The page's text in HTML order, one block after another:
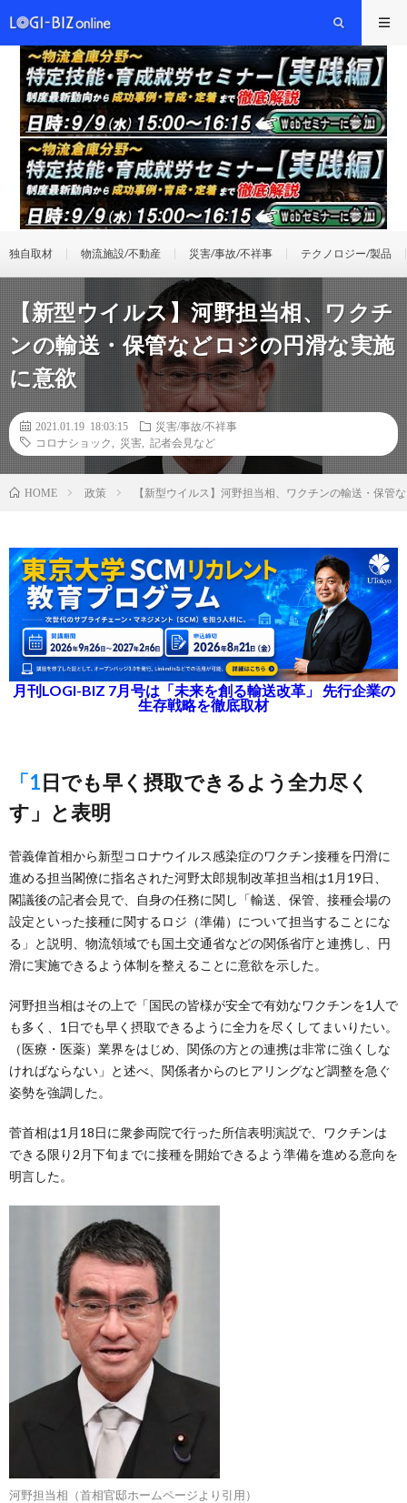
独自取材 物流施設/不動産 災害/事故/不祥事 テクノロジー/製品
【新型ウイルス】河野担当相、ワクチ
ンの輸送・保管などロジの円滑な実施
に意欲
2021.01.19 18:03:15
災害/事故/不祥事
コロナショック
災害 記者会見など
HOME 政策 【新型ウイルス】河野担当相、ワクチンの輸送・保管
月刊LOGI-BIZ 7月号は「未来を創る輸送改革」 先行企業の
生存戦略を徹底取材
「1日でも早く摂取できるよう全力尽く
す」と表明
菅義偉首相から新型コロナウイルス感染症のワクチン接種を円滑に
進める担当閣僚に指名された河野太郎規制改革担当相は1月19日、
閣議後の記者会見で、自身の任務に関し「輸送、保管、接種会場の
設定といった接種に関するロジ（準備）について担当することにな
る」と説明、物流領域でも国土交通省などの関係省庁と連携し、円
滑に実施できるよう体制を整えることに意欲を示した。
河野担当相はその上で「国民の皆様が安全で有効なワクチンを1人で
も多く、1日でも早く摂取できるように全力を尽くしてまいりたい。
（医療・医薬）業界をはじめ、関係の方との連携は非常に強くしな
ければならない」と述べ、関係者からのヒアリングなど調整を急ぐ
姿勢を強調した。
菅首相は1月18日に衆参両院で行った所信表明演説で、ワクチンは
できる限り2月下旬までに接種を開始できるよう準備を進める意向を
明言した。
河野担当相（首相官邸ホームページより引用）